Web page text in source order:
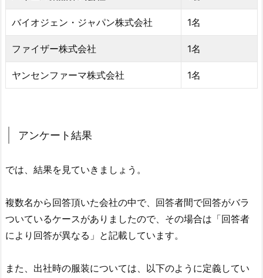
バイオジェン・ジャパン株式会社 1名
ファイザー株式会社 1名
ヤンセンファーマ株式会社 1名
アンケート結果
では、結果を見ていきましょう。
複数名から回答頂いた会社の中で、回答者間で回答がバラ
ついているケースがありましたので、その場合は「回答者
により回答が異なる」と記載しています。
また、出社時の服装については、以下のように定義してい